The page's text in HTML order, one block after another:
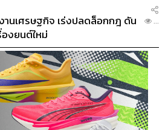
านเศรษฐกิจ เร่งปลดล็อกกฎ ดัน
งยนต์ใหม่
...